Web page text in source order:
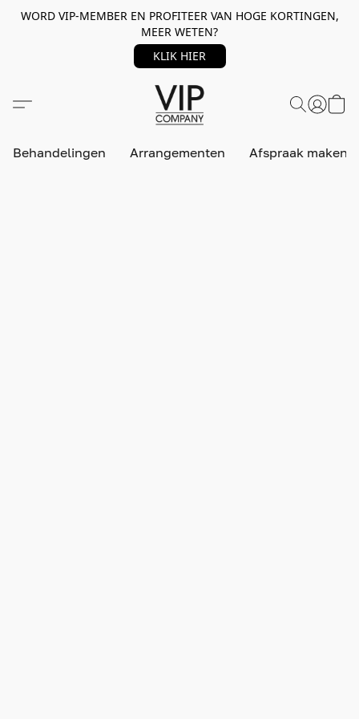
WORD VIP-MEMBER EN PROFITEER VAN HOGE KORTINGEN,
MEER WETEN?
KLIK HIER
Behandelingen Arrangementen Afspraak maken